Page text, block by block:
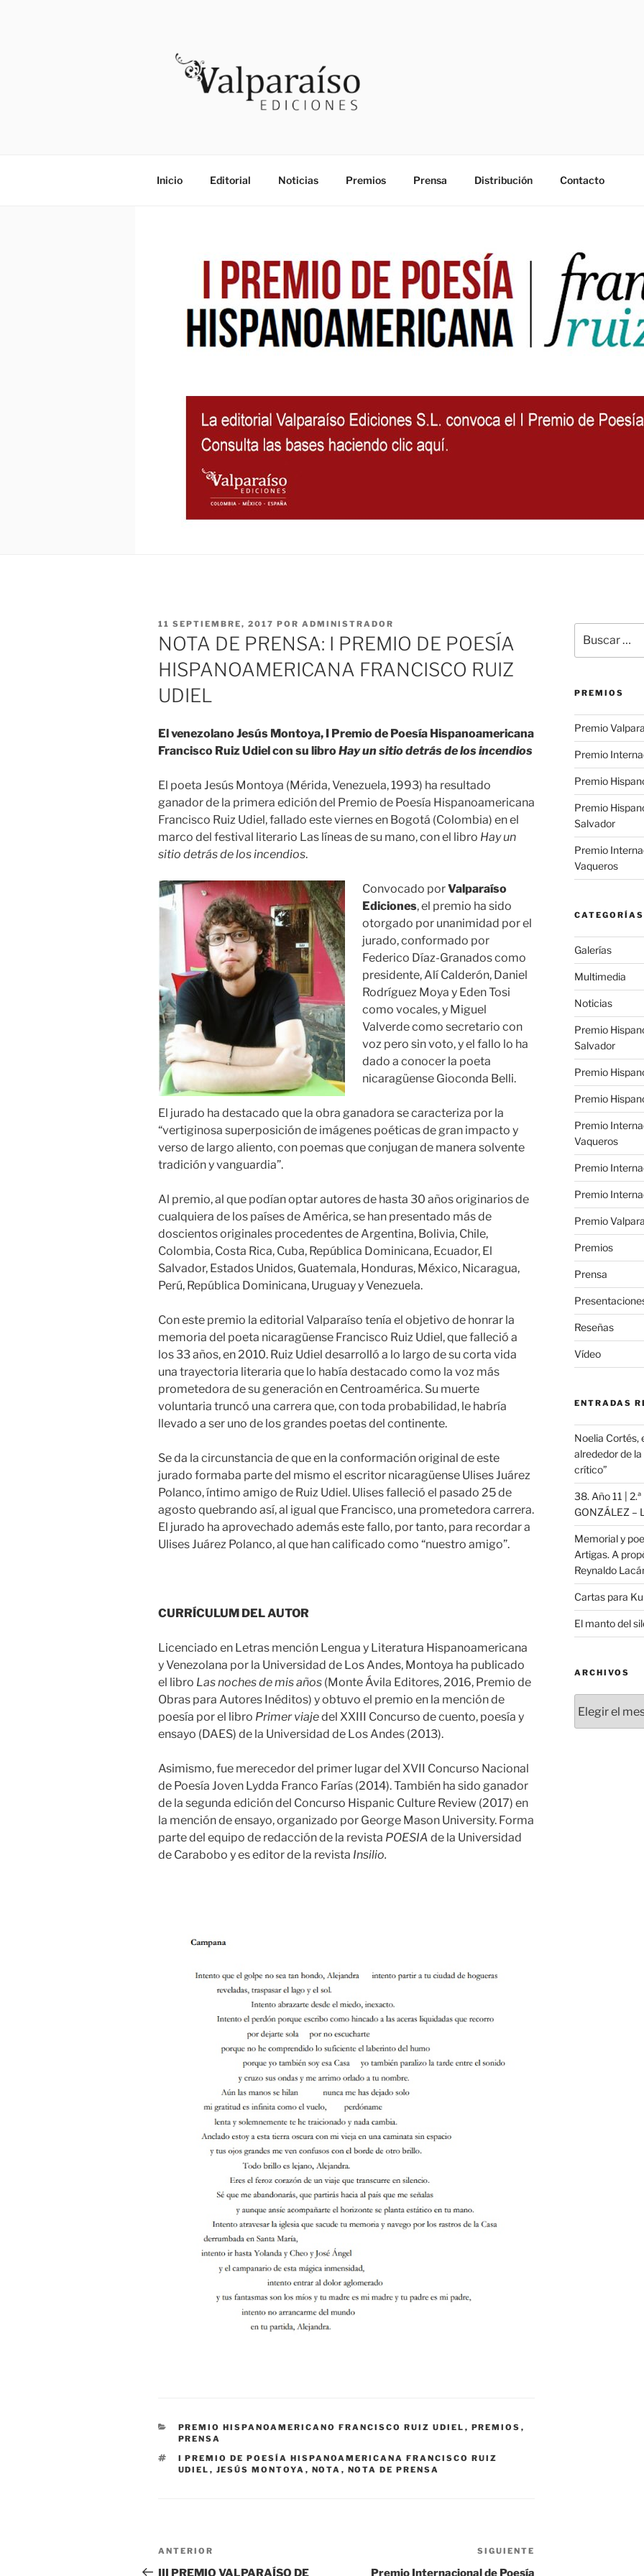
VALPARAISO EDICIONES
Inicio Editorial Noticias Premios Prensa Distribución Contacto
PUBLICADO
EL
11 SEPTIEMBRE, 2017 POR ADMINISTRADOR
NOTA DE PRENSA: I PREMIO DE POESÍA
HISPANOAMERICANA FRANCISCO RUIZ
UDIEL
El venezolano Jesús Montoya, I Premio de Poesía Hispanoamericana
Francisco Ruiz Udiel con su libroHay un sitio detrás de los incendios
El poeta Jesús Montoya (Mérida, Venezuela, 1993) ha resultado
ganador de la primera edición del Premio de Poesía Hispanoamericana
Francisco Ruiz Udiel, fallado este viernes en Bogotá (Colombia) en el
marco del festival literario Las líneas de su mano, con el libro Hay un
sitio detrás de los incendios.
Convocado porValparaíso
Ediciones, el premio ha sido
otorgado por unanimidad por el
jurado, conformado por
Federico Díaz-Granados como
presidente, Alí Calderón, Daniel
Rodríguez Moya y Eden Tosi
como vocales, y Miguel
Valverde como secretario con
voz pero sin voto, y el fallo lo ha
dado a conocer la poeta
nicaragüense Gioconda Belli.
El jurado ha destacado que la obra ganadora se caracteriza por la
“vertiginosa superposición de imágenes poéticas de gran impacto y
verso de largo aliento, con poemas que conjugan de manera solvente
tradición y vanguardia”.
Al premio, al que podían optar autores de hasta 30 años originarios de
cualquiera de los países de América, se han presentado más de
doscientos originales procedentes de Argentina, Bolivia, Chile,
Colombia, Costa Rica, Cuba, República Dominicana, Ecuador, El
Salvador, Estados Unidos, Guatemala, Honduras, México, Nicaragua,
Perú, República Dominicana, Uruguay y Venezuela.
Con este premio la editorial Valparaíso tenía el objetivo de honrar la
memoria del poeta nicaragüense Francisco Ruiz Udiel, que falleció a
los 33 años, en 2010. Ruiz Udiel desarrolló a lo largo de su corta vida
una trayectoria literaria que lo había destacado como la voz más
prometedora de su generación en Centroamérica. Su muerte
voluntaria truncó una carrera que, con toda probabilidad, le habría
llevado a ser uno de los grandes poetas del continente.
Se da la circunstancia de que en la conformación original de este
jurado formaba parte del mismo el escritor nicaragüense Ulises Juárez
Polanco, íntimo amigo de Ruiz Udiel. Ulises falleció el pasado 25 de
agosto quebrando así, al igual que Francisco, una prometedora carrera.
El jurado ha aprovechado además este fallo, por tanto, para recordar a
Ulises Juárez Polanco, al que han calificado como “nuestro amigo”.
CURRÍCULUM DEL AUTOR
Licenciado en Letras mención Lengua y Literatura Hispanoamericana
y Venezolana por la Universidad de Los Andes, Montoya ha publicado
el libro Las noches de mis años (Monte Ávila Editores, 2016, Premio de
Obras para Autores Inéditos) y obtuvo el premio en la mención de
poesía por el libro Primer viajedel XXIII Concurso de cuento, poesía y
ensayo (DAES) de la Universidad de Los Andes (2013).
Asimismo, fue merecedor del primer lugar del XVII Concurso Nacional
de Poesía Joven Lydda Franco Farías (2014). También ha sido ganador
de la segunda edición del Concurso Hispanic Culture Review (2017) en
la mención de ensayo, organizado por George Mason University. Forma
parte del equipo de redacción de la revista POESIA de la Universidad
de Carabobo y es editor de la revista Insilio.
CATEGORÍAS
PREMIO HISPANOAMERICANO FRANCISCO RUIZ UDIEL , PREMIOS ,
PRENSA
ETIQUETAS
I PREMIO DE POESÍA HISPANOAMERICANA FRANCISCO RUIZ
UDIEL , JESÚS MONTOYA , NOTA , NOTA DE PRENSA
Navegación
de
Entrada
anterior:
ANTERIOR
III PREMIO VALPARAÍSO DE
SIGUIENTE
Premio Internacional de Poesía
por:
PREMIOS
Premio
Premio
Premio
Premio
Salvador
Premio
Vaqueros
CATEGORÍAS
Galerías
Multimedia
Noticias
Premio
Salvador
Premio
Premio
Premio
Vaqueros
Premio
Premio
Premio
Premios
Prensa
Reseñas
Vídeo
ENTRADAS
Noelia Cortés,
alrededor de
crítico”
38. Año 11 |
GONZÁLEZ –
Memorial y
Artigas. A
Reynaldo
Cartas para
El manto del
ARCHIVOS